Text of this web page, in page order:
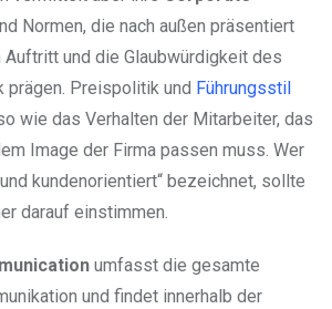
Normen, die nach außen präsentiert
und die Glaubwürdigkeit des
prägen. Preispolitik und Führungsstil
wie das Verhalten der Mitarbeiter, das
Image der Firma passen muss. Wer
kundenorientiert“ bezeichnet, sollte
darauf einstimmen.
umfasst die gesamte
und findet innerhalb der